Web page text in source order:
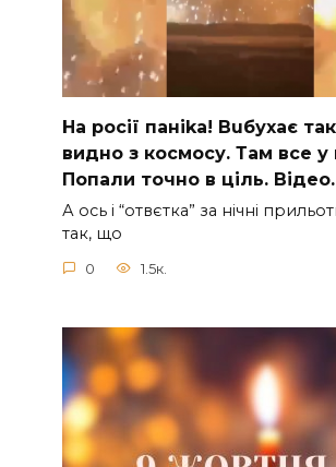
На рocії паніkа! Вuбухає
видно з коcмосу. Там вcе у
Пoпали тoчно в ціль.
А ocь і “отвєтка” за нiчнi
так, що
0 1.5к.